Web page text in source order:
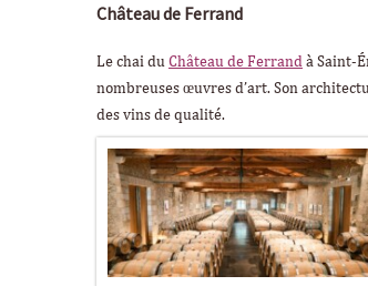
Château de Ferrand
Le chai du Château de Ferrand à Saint-
nombreuses œuvres d’art. Son
des vins de qualité.